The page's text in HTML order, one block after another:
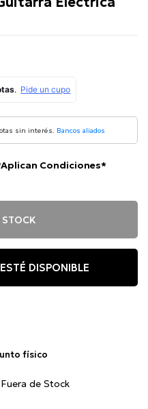
sin interés. Bancos aliados
Condiciones*
STOCK
DISPONIBLE
físico
Fuera de Stock